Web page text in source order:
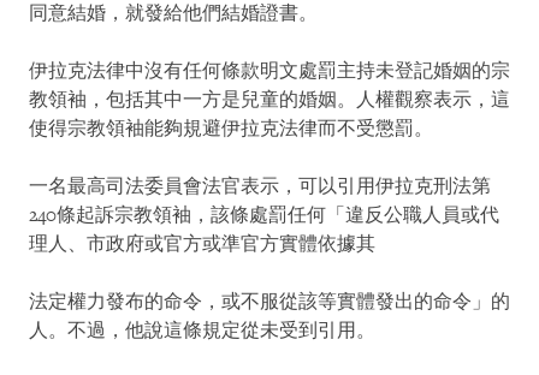
同意結婚，就發給他們結婚證書。
伊拉克法律中沒有任何條款明文處罰主持未登記婚姻的宗
教領袖，包括其中一方是兒童的婚姻。人權觀察表示，這
使得宗教領袖能夠規避伊拉克法律而不受懲罰。
一名最高司法委員會法官表示，可以引用伊拉克刑法第
240條起訴宗教領袖，該條處罰任何「違反公職人員或代
理人、市政府或官方或準官方實體依據其
法定權力發布的命令，或不服從該等實體發出的命令」的
人。不過，他說這條規定從未受到引用。